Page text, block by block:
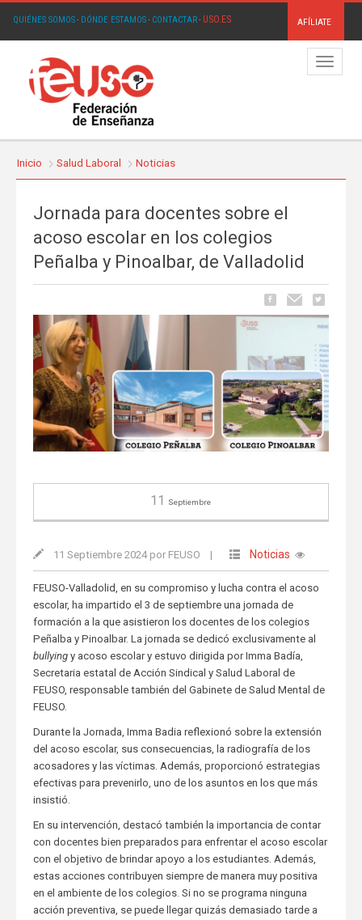
QUIÉNES SOMOS· DÓNDE ESTAMOS· CONTACTAR· USO.ES AFÍLIATE
Menú
Inicio Salud Laboral Noticias
Jornada para docentes sobre el
acoso escolar en los colegios
Peñalba y Pinoalbar, de Valladolid
11 Septiembre
11 Septiembre 2024 por FEUSO | Noticias
FEUSO-Valladolid, en su compromiso y lucha contra el acoso
escolar, ha impartido el 3 de septiembre una jornada de
formación a la que asistieron los docentes de los colegios
Peñalba y Pinoalbar. La jornada se dedicó exclusivamente al
bullyingy acoso escolar y estuvo dirigida por Imma Badía,
Secretaria estatal de Acción Sindical y Salud Laboral de
FEUSO, responsable también del Gabinete de Salud Mental de
FEUSO.
Durante la Jornada, Imma Badia reflexionó sobre la extensión
del acoso escolar, sus consecuencias, la radiografía de los
acosadores y las víctimas. Además, proporcionó estrategias
efectivas para prevenirlo, uno de los asuntos en los que más
insistió.
En su intervención, destacó también la importancia de contar
con docentes bien preparados para enfrentar el acoso escolar
con el objetivo de brindar apoyo a los estudiantes. Además,
estas acciones contribuyen siempre de manera muy positiva
en el ambiente de los colegios. Si no se programa ninguna
acción preventiva, se puede llegar quizás demasiado tarde a